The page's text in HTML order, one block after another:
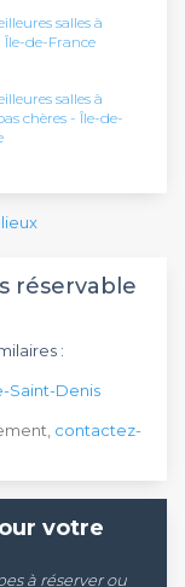
salles à
Île-de-France
salles à
chères - Île-de-
réservable
:
Saint-Denis
contactez-
votre
à réserver ou